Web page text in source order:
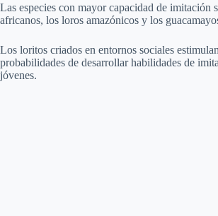
Las especies con mayor capacidad de imitación
africanos, los loros amazónicos y los
Los loritos criados en entornos sociales
probabilidades de desarrollar habilidades de
jóvenes.